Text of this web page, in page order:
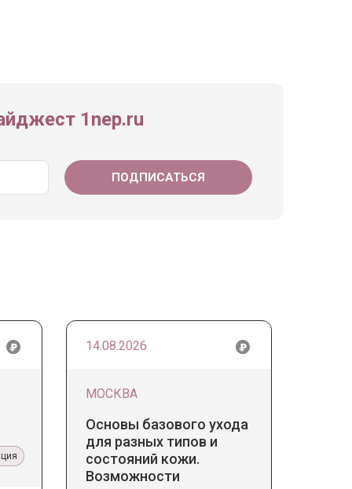
1nep.ru
14.08.2026
МОСКВА
Основы базового ухода
для разных типов и
состояний кожи.
Возможности